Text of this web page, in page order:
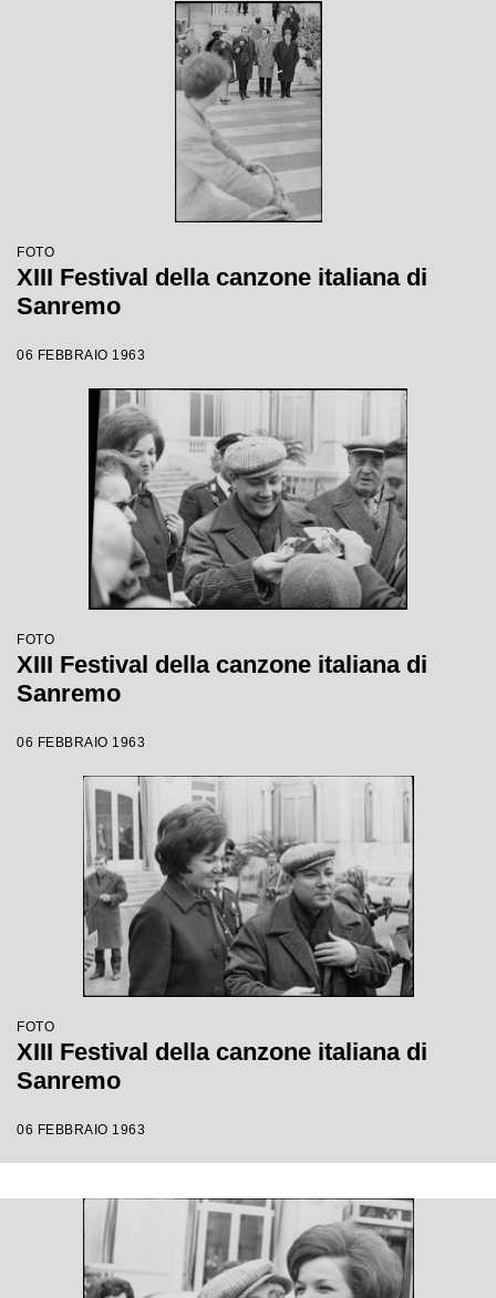
FOTO
XIII Festival della canzone italiana di
Sanremo
06 FEBBRAIO 1963
FOTO
XIII Festival della canzone italiana di
Sanremo
06 FEBBRAIO 1963
FOTO
XIII Festival della canzone italiana di
Sanremo
06 FEBBRAIO 1963